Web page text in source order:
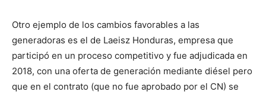
Otro ejemplo de los cambios favorables a las
generadoras es el de Laeisz Honduras, empresa que
participó en un proceso competitivo y fue adjudicada en
2018, con una oferta de generación mediante diésel pero
que en el contrato (que no fue aprobado por el CN) se